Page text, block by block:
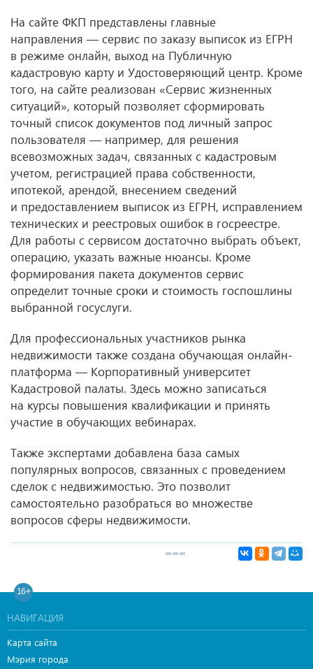
На сайте ФКП представлены главные
направления — сервис по заказу выписок из ЕГРН
в режиме онлайн, выход на Публичную
кадастровую карту и Удостоверяющий центр. Кроме
того, на сайте реализован «Сервис жизненных
ситуаций», который позволяет сформировать
точный список документов под личный запрос
пользователя — например, для решения
всевозможных задач, связанных с кадастровым
учетом, регистрацией права собственности,
ипотекой, арендой, внесением сведений
и предоставлением выписок из ЕГРН, исправлением
технических и реестровых ошибок в госреестре.
Для работы с сервисом достаточно выбрать объект,
операцию, указать важные нюансы. Кроме
формирования пакета документов сервис
определит точные сроки и стоимость госпошлины
выбранной госуслуги.
Для профессиональных участников рынка
недвижимости также создана обучающая онлайн-
платформа — Корпоративный университет
Кадастровой палаты. Здесь можно записаться
на курсы повышения квалификации и принять
участие в обучающих вебинарах.
Также экспертами добавлена база самых
популярных вопросов, связанных с проведением
сделок с недвижимостью. Это позволит
самостоятельно разобраться во множестве
вопросов сферы недвижимости.
16+
НАВИГАЦИЯ
Карта сайта
Мэрия города